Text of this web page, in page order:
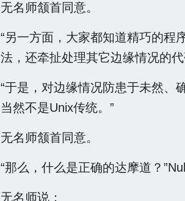
无名师颔首同意。
“另一方面，大家都知道精巧的程
法，还牵扯处理其它边缘情况的代
“于是，对边缘情况防患于未然、
当然不是Unix传统。”
无名师颔首同意。
“那么，什么是正确的达摩道？
无名师说：